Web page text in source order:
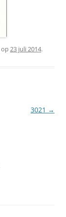
op23 juli 2014.
3021 →